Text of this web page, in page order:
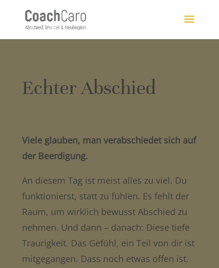
Echter Abschied
Viele glauben, man verabschiedet sich auf
der Beerdigung.
An diesem Tag ist meist alles zu viel. Du
funktionierst, statt zu fühlen. Es fehlt der
Raum, um wirklich bewusst Abschied zu
nehmen. Und dann – danach: Diese tiefe
Traurigkeit. Das Gefühl, ein Teil von dir ist
mitgegangen. Dass noch etwas offen ist.